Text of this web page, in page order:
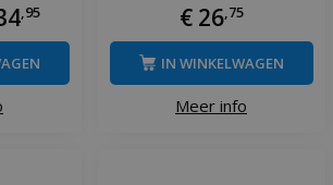
95 € 26 75
Meer info
IN WINKELWAGEN